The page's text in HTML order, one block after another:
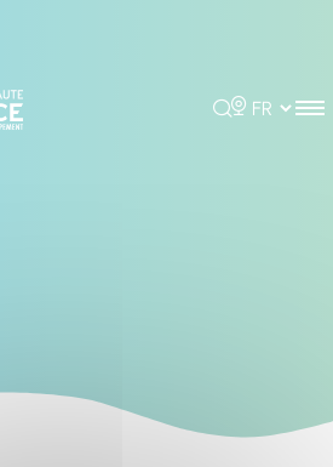
Rechercher
Choisir la